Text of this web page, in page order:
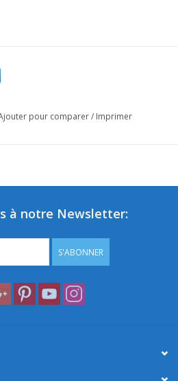
pour comparer/ Imprimer
à notre Newsletter:
S'ABONNER